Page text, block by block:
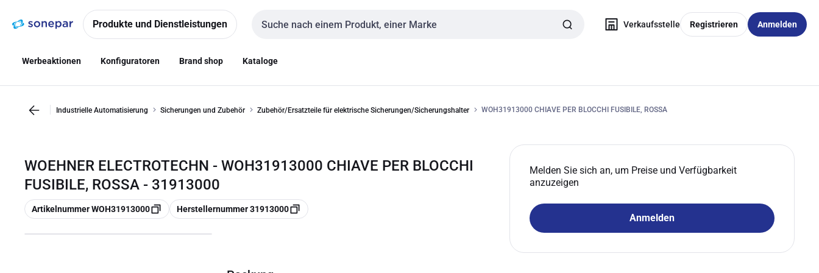
NavigationInhalt
Produkte und Dienstleistungen
Sucheingabe
Verkaufsstelle Registrieren Anmelden
Werbeaktionen Konfiguratoren Brand shop Kataloge
Industrielle Automatisierung Sicherungen und Zubehör Zubehör/Ersatzteile für elektrische Sicherungen/Sicherungshalter WOH31913000 CHIAVE PER BLOCCHI FUSIBILE, ROSSA
WOEHNER ELECTROTECHN - WOH31913000 CHIAVE PER BLOCCHI
FUSIBILE, ROSSA - 31913000
Kopieren
Artikelnummer WOH31913000 Kopieren
Herstellernummer 31913000
Melden Sie sich an, um Preise und Verfügbarkeit
anzuzeigen
Anmelden